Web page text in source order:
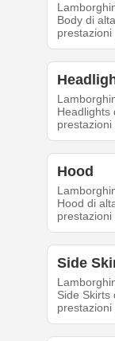
Body di
Headlights
Hood
Hood di
Side
Side Skirts